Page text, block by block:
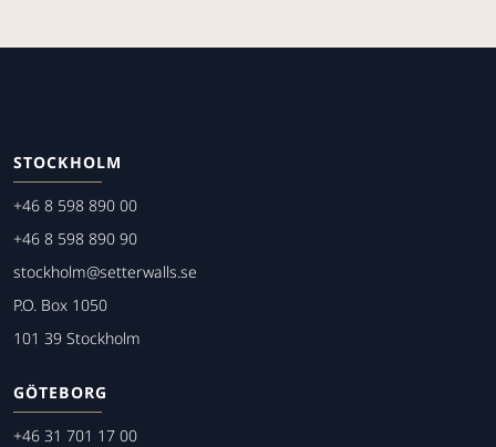
STOCKHOLM
+46 8 598 890 00
+46 8 598 890 90
stockholm@setterwalls.se
P.O. Box 1050
101 39 Stockholm
GÖTEBORG
+46 31 701 17 00